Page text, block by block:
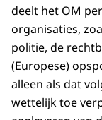
deelt het OM
organisaties,
politie, de
(Europese)
alleen als dat
wettelijk toe